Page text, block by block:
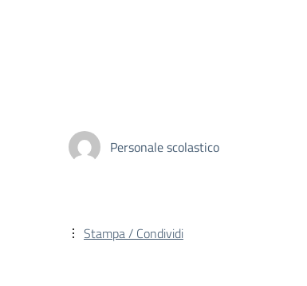
Personale scolastico
Stampa / Condividi